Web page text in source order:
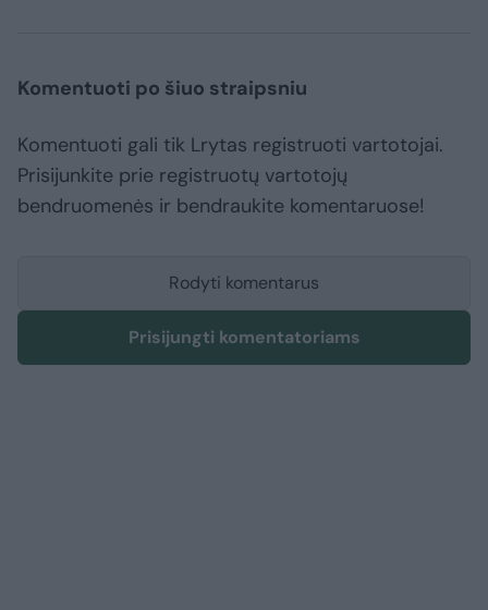
Komentuoti po šiuo straipsniu
Komentuoti gali tik Lrytas registruoti vartotojai.
Prisijunkite prie registruotų vartotojų
bendruomenės ir bendraukite komentaruose!
Rodyti komentarus
Prisijungti komentatoriams